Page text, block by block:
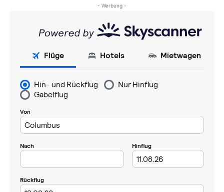
- Werbung -